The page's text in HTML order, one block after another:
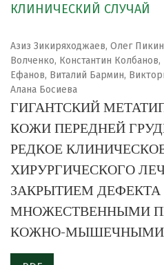
КЛИНИЧЕСКИЙ СЛУЧАЙ
Азиз Зикиряходжаев, Олег
Волченко, Константин Колбанов,
Ефанов, Виталий Бармин,
Алана Босиева
ГИГАНТСКИЙ
КОЖИ ПЕРЕДНЕЙ
РЕДКОЕ
ХИРУРГИЧЕСКОГО
ЗАКРЫТИЕМ ДЕФЕКТА
МНОЖЕСТВЕННЫМИ
КОЖНО-МЫШЕЧНЫМИ